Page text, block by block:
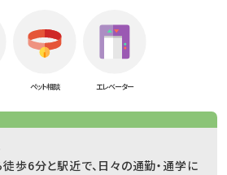
ペット相談 エレベーター
歩6分と駅近で、日々の通勤・通学に